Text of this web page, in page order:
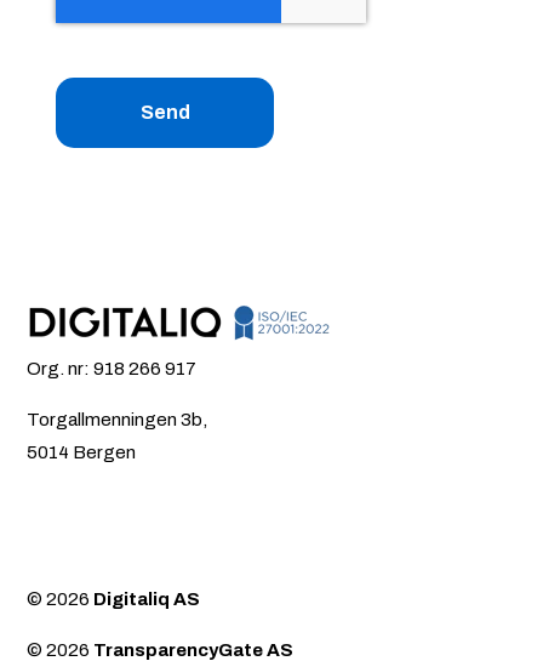
Org. nr: 918 266 917
Torgallmenningen 3b,
5014 Bergen
© 2026 Digitaliq AS
© 2026 TransparencyGate AS